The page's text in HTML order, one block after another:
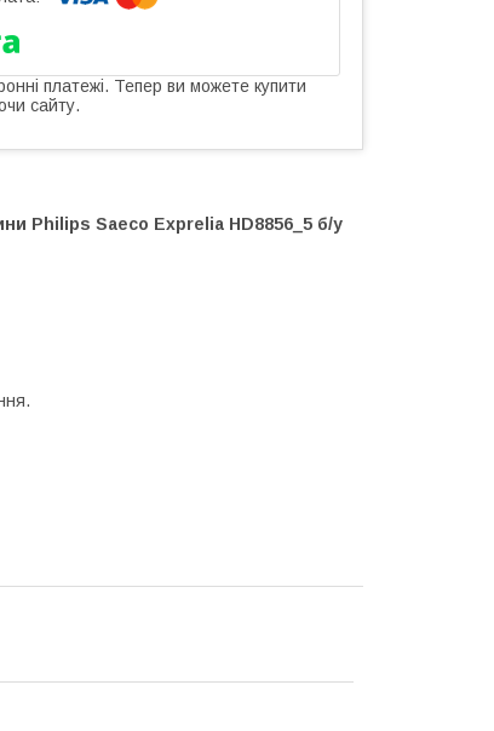
платежі. Тепер ви можете купити
сайту.
Philips Saeco Exprelia HD8856_5 б/у